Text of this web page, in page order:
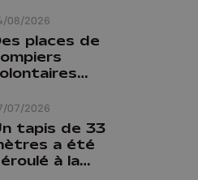
08/2026prof que
07/2026
places de
de Liège :
citoyen qui
formé ne
pas nous
tapis de 33
a été
à la